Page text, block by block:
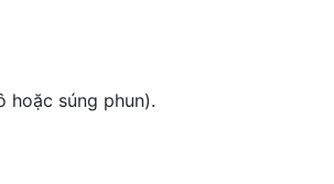
hoặc súng phun).